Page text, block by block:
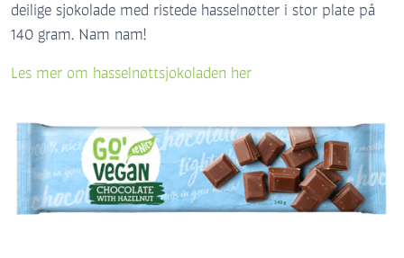
deilige sjokolade med ristede hasselnøtter i stor plate på
140 gram. Nam nam!
Les mer om hasselnøttsjokoladen her